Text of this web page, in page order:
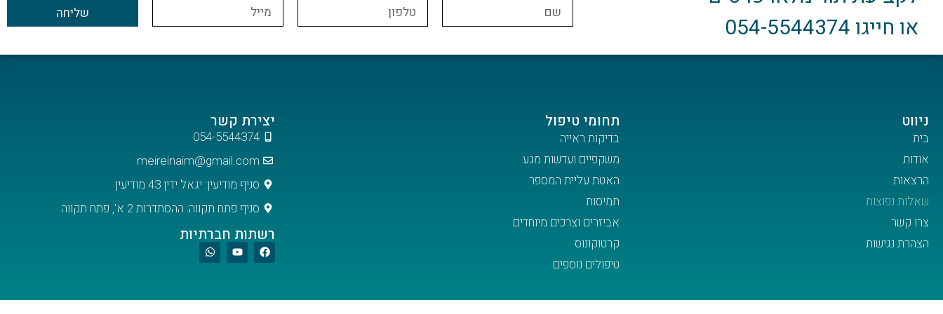
או חייגו 054-5544374
שליחה
ניווט
בית
אודות
הרצאות
שאלות נפוצות
צרו קשר
הצהרת נגישות
תחומי טיפול
בדיקות ראייה
משקפיים ועדשות מגע
האטת עליית המספר
תמיסות
אביזרים וצרכים מיוחדים
קרטוקונוס
טיפולים נוספים
יצירת קשר
054-5544374
meireinaim@gmail.com
סניף מודיעין: יגאל ידין 43 מודיעין
סניף פתח תקווה: ההסתדרות 2 א', פתח תקווה
רשתות חברתיות